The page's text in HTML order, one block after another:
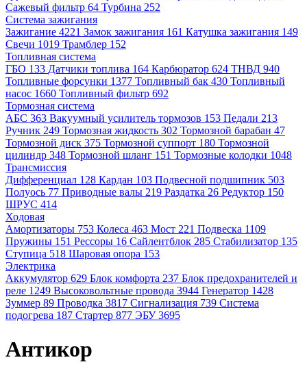
Сажевый фильтр 64 Турбина 252
Система зажигания
Зажигание 4221 Замок зажигания 161 Катушка зажигания 149
Свечи 1019 Трамблер 152
Топливная система
ГБО 133 Датчики топлива 164 Карбюратор 624 ТНВД 940
Топливные форсунки 1377 Топливный бак 430 Топливный
насос 1660 Топливный фильтр 692
Тормозная система
АБС 363 Вакуумный усилитель тормозов 153 Педали 213
Ручник 249 Тормозная жидкость 302 Тормозной барабан 47
Тормозной диск 375 Тормозной суппорт 180 Тормозной
цилиндр 348 Тормозной шланг 151 Тормозные колодки 1048
Трансмиссия
Дифференциал 128 Кардан 103 Подвесной подшипник 503
Полуось 77 Приводные валы 219 Раздатка 26 Редуктор 150
ШРУС 414
Ходовая
Амортизаторы 753 Колеса 463 Мост 221 Подвеска 1109
Пружины 151 Рессоры 16 Сайлентблок 285 Стабилизатор 135
Ступица 518 Шаровая опора 153
Электрика
Аккумулятор 629 Блок комфорта 237 Блок предохранителей и
реле 1249 Высоковольтные провода 3944 Генератор 1428
Зуммер 89 Проводка 3817 Сигнализация 739 Система
подогрева 187 Стартер 877 ЭБУ 3695
Антикор